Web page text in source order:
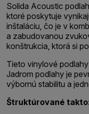
Solida Acoustic
ktoré poskytuje
inštaláciu, čo je v
a zabudovanou
konštrukcia, ktorá si
Tieto vinylové
Jadrom podlahy je
výbornú stabilitu a
Štruktúrované